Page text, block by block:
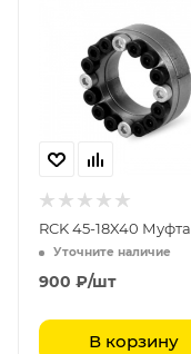
RCK 45-18X40 Муфта
Уточните наличие
900 ₽/шт
В корзину